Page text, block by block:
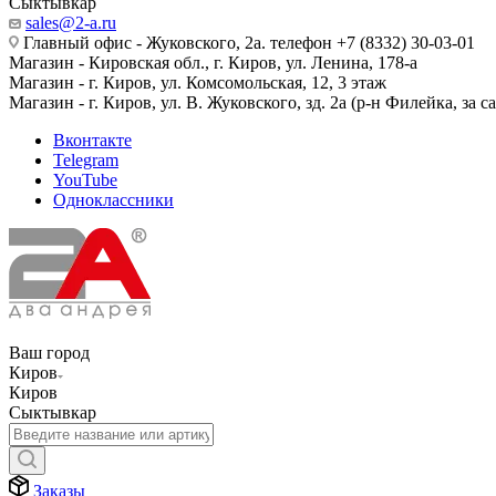
sales@2-a.ru
Главный офис - Жуковского, 2а. телефон +7 (8332) 30-03-01
Магазин - Кировская обл., г. Киров, ул. Ленина, 178-а
Магазин - г. Киров, ул. Комсомольская, 12, 3 этаж
Магазин - г. Киров, ул. В. Жуковского, зд. 2а (р-н Филейка, за
Вконтакте
Telegram
YouTube
Одноклассники
Ваш город
Киров
Киров
Сыктывкар
Заказы